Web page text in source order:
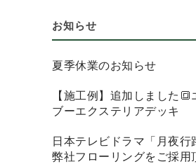
お知らせ
夏季休業のお知らせ
【施工例】追加しました
ブーエクステリアデッキ
日本テレビドラマ「月夜行
弊社フローリングをご採用